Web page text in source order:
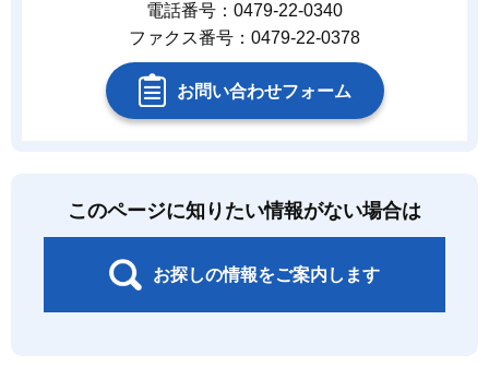
電話番号：0479-22-0340
ファクス番号：0479-22-0378
お問い合わせフォーム
このページに知りたい情報がない場合は
お探しの情報をご案内します